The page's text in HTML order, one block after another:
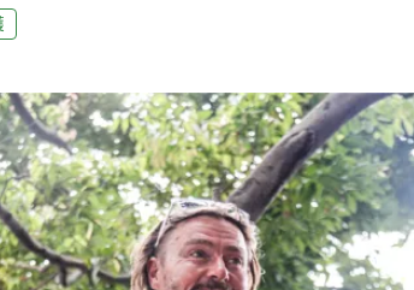
際狀況，可以透過「樹木保護人員」證照制度
樹木怎麼修剪？有規範可循近期社群媒體上掀
眾擔心炎炎夏日少了綠樹遮蔭，話題甚至延伸
面。針對網友熱議的砍樹路段，台北市政府公
，該棵水黃皮感染木材腐朽菌，且醫治無效，
；而民生社區個案則是樹木確診感染褐根病，
避免颱風樹倒；新和國小的兩棵樹則在4月底請